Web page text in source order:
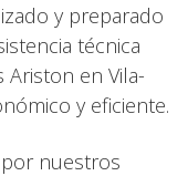
y preparado
técnica
en Vila-
y eficiente.
nuestros